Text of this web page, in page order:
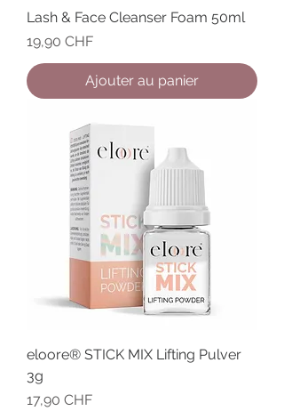
Lash & Face Cleanser Foam 50ml
Prix
19,90 CHF
Ajouter au panier
eloore® STICK MIX Lifting Pulver
3g
Prix
17,90 CHF